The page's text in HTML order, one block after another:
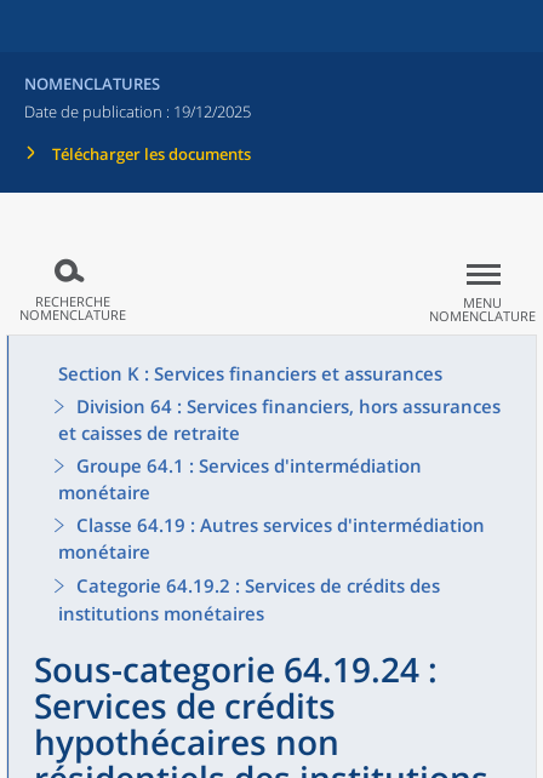
NOMENCLATURES
Date de publication : 19/12/2025
Télécharger les documents
RECHERCHE
NOMENCLATURE
MENU
NOMENCLATURE
Section K : Services financiers et assurances
Division 64 : Services financiers, hors assurances
et caisses de retraite
Groupe 64.1 : Services d'intermédiation
monétaire
Classe 64.19 : Autres services d'intermédiation
monétaire
Categorie 64.19.2 : Services de crédits des
institutions monétaires
Sous-categorie 64.19.24 :
Services de crédits
hypothécaires non